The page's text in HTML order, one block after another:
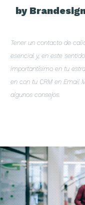
by
Tener un contacto de
esencial y, en este
importantísimo en tu
en con tu CRM en Email
algunos consejos.